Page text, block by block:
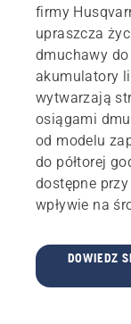
firmy
upraszcza
dmuchawy
akumulatory
wytwarzają
osiągami
od modelu
do półtorej
dostępne
wpływie na
DOWIEDZ